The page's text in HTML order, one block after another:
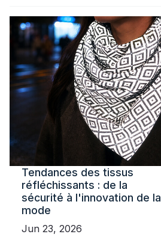
Tendances des tissus
réfléchissants : de la
sécurité à l'innovation de la
mode
Jun 23, 2026